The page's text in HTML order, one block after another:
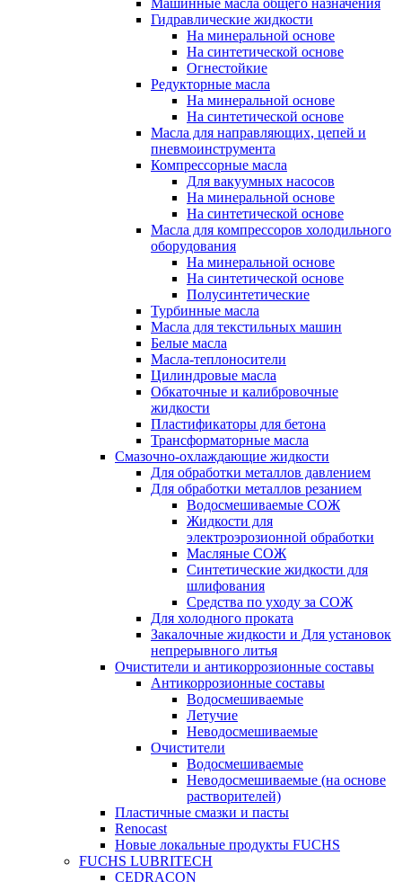
Машинные масла общего назначения
Гидравлические жидкости
На минеральной основе
На синтетической основе
Огнестойкие
Редукторные масла
На минеральной основе
На синтетической основе
Масла для направляющих, цепей и
пневмоинструмента
Компрессорные масла
Для вакуумных насосов
На минеральной основе
На синтетической основе
Масла для компрессоров холодильного
оборудования
На минеральной основе
На синтетической основе
Полусинтетические
Турбинные масла
Масла для текстильных машин
Белые масла
Масла-теплоносители
Цилиндровые масла
Обкаточные и калибровочные
жидкости
Пластификаторы для бетона
Трансформаторные масла
Смазочно-охлаждающие жидкости
Для обработки металлов давлением
Для обработки металлов резанием
Водосмешиваемые СОЖ
Жидкости для
электроэрозионной обработки
Масляные СОЖ
Синтетические жидкости для
шлифования
Средства по уходу за СОЖ
Для холодного проката
Закалочные жидкости и Для установок
непрерывного литья
Очистители и антикоррозионные составы
Антикоррозионные составы
Водосмешиваемые
Летучие
Неводосмешиваемые
Очистители
Водосмешиваемые
Неводосмешиваемые (на основе
растворителей)
Пластичные смазки и пасты
Renocast
Новые локальные продукты FUCHS
FUCHS LUBRITECH
CEDRACON